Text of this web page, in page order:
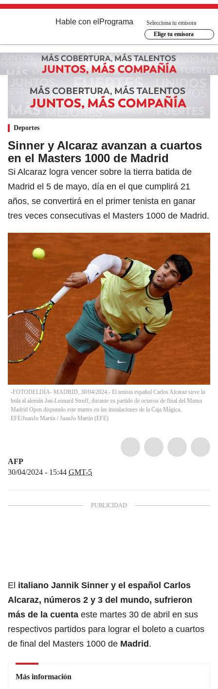
Hable con el Programa
Selecciona tu emisora
Elige tu emisora
Deportes
Sinner y Alcaraz avanzan a cuartos
en el Masters 1000 de Madrid
Si Alcaraz logra vencer sobre la tierra batida de
Madrid el 5 de mayo, día en el que cumplirá 21
años, se convertirá en el primer tenista en ganar
tres veces consecutivas el Masters 1000 de Madrid.
-FOTODELDÍA- MADRID, 30/04/2024.- El tenista español Carlos Alcaraz sirve la
bola al alemán Jan-Lennard Struff, durante su partido de octavos de final del Mutua
Madrid Open disputado este martes en las instalaciones de la Caja Mágica.
EFE/JuanJo Martín / JuanJo Martín (EFE)
AFP
30/04/2024 - 15:44 GMT-5
El italiano Jannik Sinner y el español Carlos
Alcaraz, números 2 y 3 del mundo, sufrieron
más de la cuenta este martes 30 de abril en sus
respectivos partidos para lograr el boleto a cuartos
de final del Masters 1000 de Madrid.
Más información